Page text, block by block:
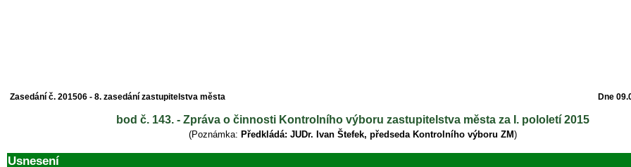
Zasedání č. 201506 - 8. zasedání zastupitelstva města Dne
bod č. 143. - Zpráva o činnosti Kontrolního výboru zastupitelstva města za I. pololetí 2015
(Poznámka: Předkládá: JUDr. Ivan Štefek, předseda Kontrolního výboru ZM)
Usnesení